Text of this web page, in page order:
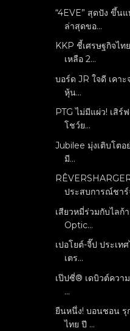
“4EVE” สุดปัง ขึ้น
ล่าสุดขอ...
KKP ชี้เศรษฐกิจไ
เหลือ 2...
บอร์ด JR ใจดี เคา
หุ้น...
PTG ไม่มีแผ่ว! เสิร์
โชว์ย...
Jubilee มุ่งเติบโตอ
มี...
ประสบการณ์ชาร์
เสียวหมี่ร่วมกับไลก้
Optic...
เปอโยต์-จี๊ป ประเท
เตร...
เป๊ปซี่® เดบิวต์ควา
...
ยืนหนึ่ง! บอนชอน รุ
ไทย ปี ...